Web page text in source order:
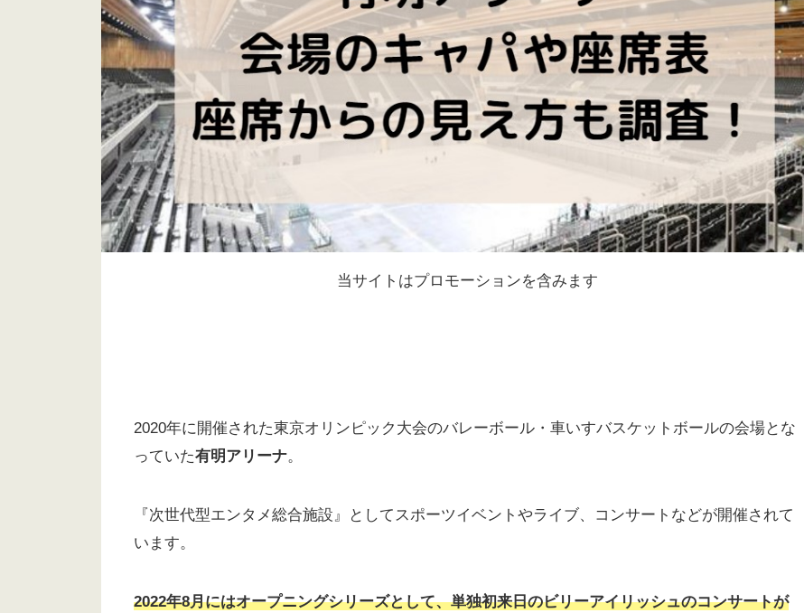
当サイトはプロモーションを含みます
2020年に開催された東京オリンピック大会のバレーボール・車いすバスケットボールの会場とな
っていた有明アリーナ。
『次世代型エンタメ総合施設』としてスポーツイベントやライブ、コンサートなどが開催されて
います。
2022年8月にはオープニングシリーズとして、単独初来日のビリーアイリッシュのコンサートが